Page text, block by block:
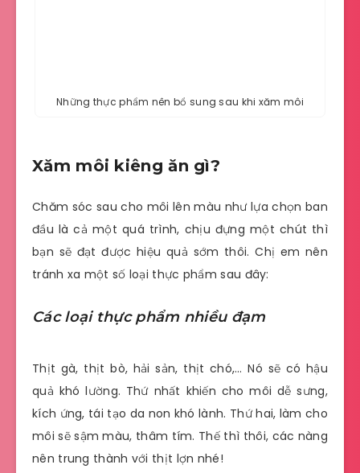
Những thực phẩm nên bổ sung sau khi xăm môi
Xăm môi kiêng ăn gì?
Chăm sóc sau cho môi lên màu như lựa chọn ban
đầu là cả một quá trình, chịu đựng một chút thì
bạn sẽ đạt được hiệu quả sớm thôi. Chị em nên
tránh xa một số loại thực phẩm sau đây:
Các loại thực phẩm nhiều đạm
Thịt gà, thịt bò, hải sản, thịt chó,… Nó sẽ có hậu
quả khó lường. Thứ nhất khiến cho môi dễ sưng,
kích ứng, tái tạo da non khó lành. Thứ hai, làm cho
môi sẽ sậm màu, thâm tím. Thế thì thôi, các nàng
nên trung thành với thịt lợn nhé!